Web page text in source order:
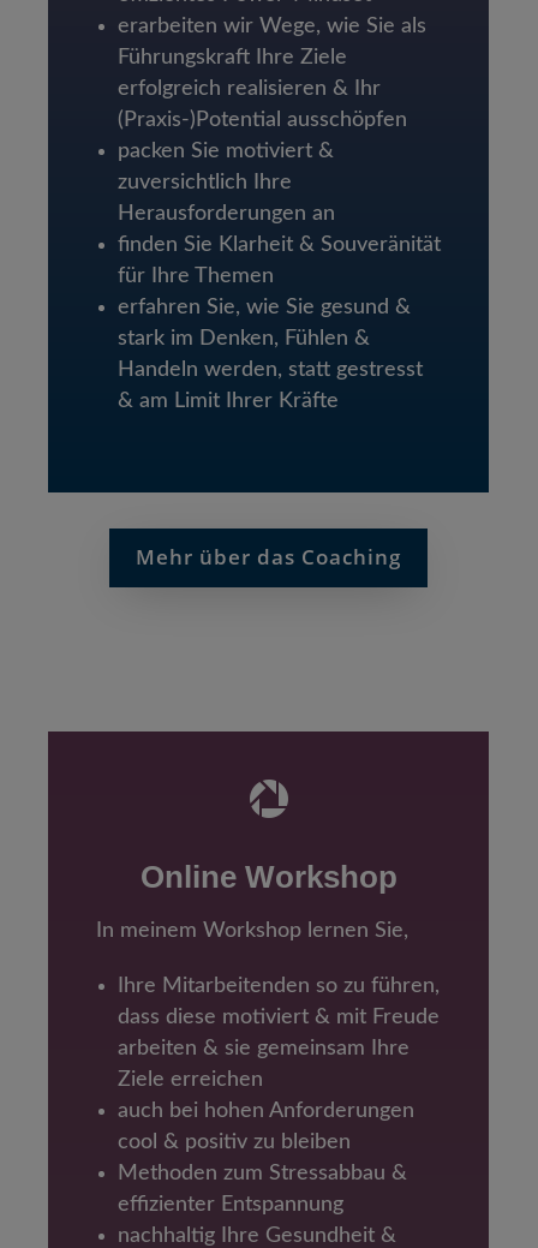
erarbeiten wir Wege, wie Sie als
Führungskraft Ihre Ziele
erfolgreich realisieren & Ihr
(Praxis-)Potential ausschöpfen
packen Sie motiviert &
zuversichtlich Ihre
Herausforderungen an
finden Sie Klarheit & Souveränität
für Ihre Themen
erfahren Sie, wie Sie gesund &
stark im Denken, Fühlen &
Handeln werden, statt gestresst
& am Limit Ihrer Kräfte
Mehr über das Coaching

Online Workshop
In meinem Workshop lernen Sie,
Ihre Mitarbeitenden so zu führen,
dass diese motiviert & mit Freude
arbeiten & sie gemeinsam Ihre
Ziele erreichen
auch bei hohen Anforderungen
cool & positiv zu bleiben
Methoden zum Stressabbau &
effizienter Entspannung
nachhaltig Ihre Gesundheit &